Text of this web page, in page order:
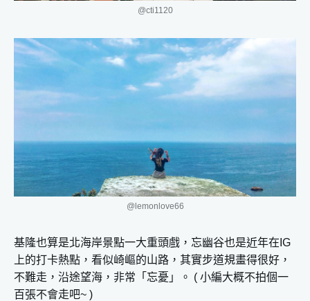
@cti1120
@lemonlove66
基隆也算是北海岸景點一大重頭戲，忘幽谷也是近年在IG
上的打卡熱點，看似崎嶇的山路，其實步道規畫得很好，
不難走，沿途望海，非常「忘憂」。 ( 小編大概不拍個一
百張不會走吧~ )